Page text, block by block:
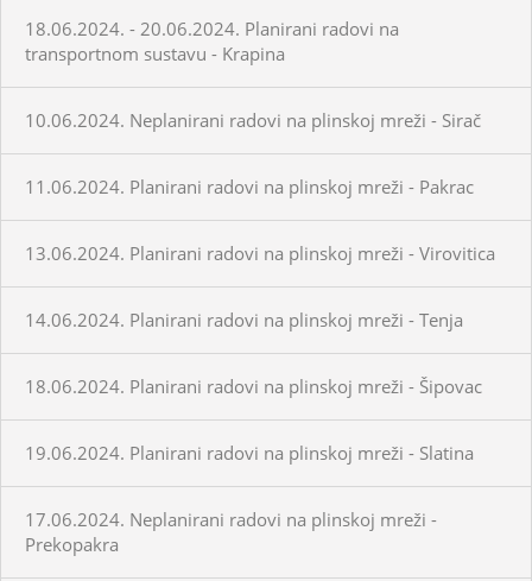
18.06.2024. - 20.06.2024. Planirani radovi na
transportnom sustavu - Krapina
10.06.2024. Neplanirani radovi na plinskoj mreži - Sirač
11.06.2024. Planirani radovi na plinskoj mreži - Pakrac
13.06.2024. Planirani radovi na plinskoj mreži - Virovitica
14.06.2024. Planirani radovi na plinskoj mreži - Tenja
18.06.2024. Planirani radovi na plinskoj mreži - Šipovac
19.06.2024. Planirani radovi na plinskoj mreži - Slatina
17.06.2024. Neplanirani radovi na plinskoj mreži -
Prekopakra